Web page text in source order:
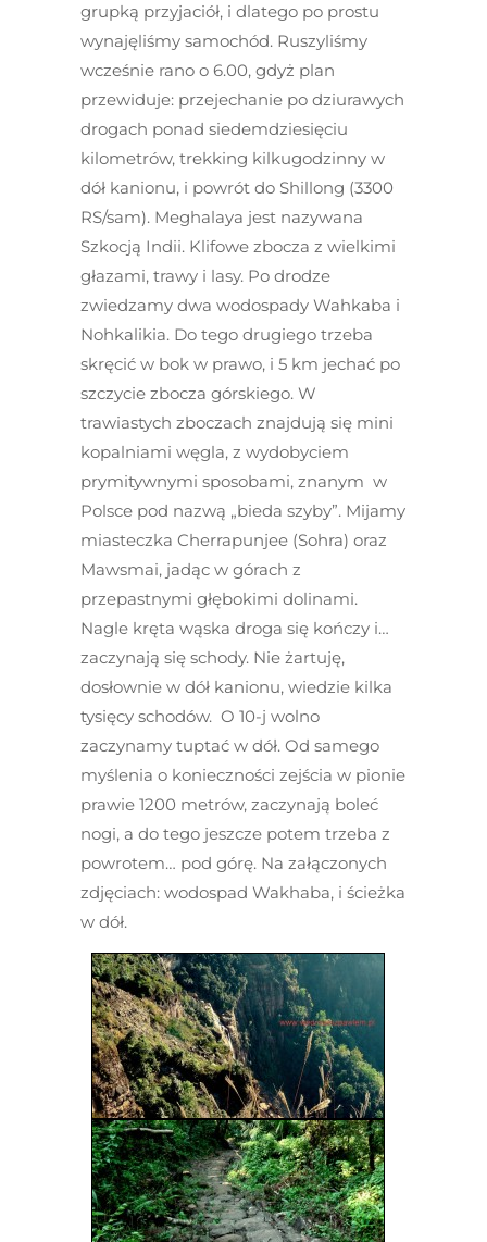
grupką przyjaciół, i dlatego po prostu
wynajęliśmy samochód. Ruszyliśmy
wcześnie rano o 6.00, gdyż plan
przewiduje: przejechanie po dziurawych
drogach ponad siedemdziesięciu
kilometrów, trekking kilkugodzinny w
dół kanionu, i powrót do Shillong (3300
RS/sam). Meghalaya jest nazywana
Szkocją Indii. Klifowe zbocza z wielkimi
głazami, trawy i lasy. Po drodze
zwiedzamy dwa wodospady Wahkaba i
Nohkalikia. Do tego drugiego trzeba
skręcić w bok w prawo, i 5 km jechać po
szczycie zbocza górskiego. W
trawiastych zboczach znajdują się mini
kopalniami węgla, z wydobyciem
prymitywnymi sposobami, znanym w
Polsce pod nazwą „bieda szyby”. Mijamy
miasteczka Cherrapunjee (Sohra) oraz
Mawsmai, jadąc w górach z
przepastnymi głębokimi dolinami.
Nagle kręta wąska droga się kończy i…
zaczynają się schody. Nie żartuję,
dosłownie w dół kanionu, wiedzie kilka
tysięcy schodów. O 10-j wolno
zaczynamy tuptać w dół. Od samego
myślenia o konieczności zejścia w pionie
prawie 1200 metrów, zaczynają boleć
nogi, a do tego jeszcze potem trzeba z
powrotem… pod górę. Na załączonych
zdjęciach: wodospad Wakhaba, i ścieżka
w dół.